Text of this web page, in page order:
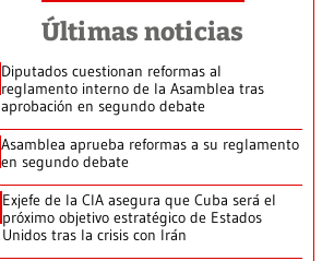
Últimas noticias
Diputados cuestionan reformas al
reglamento interno de la Asamblea tras
aprobación en segundo debate
Asamblea aprueba reformas a su reglamento
en segundo debate
Exjefe de la CIA asegura que Cuba será el
próximo objetivo estratégico de Estados
Unidos tras la crisis con Irán